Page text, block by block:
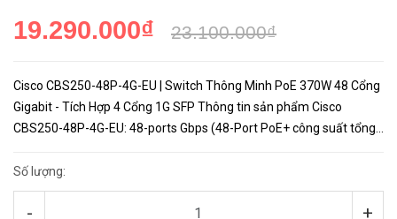
19.290.000₫ 23.100.000₫
Cisco CBS250-48P-4G-EU | Switch Thông Minh PoE 370W 48 Cổng
Gigabit - Tích Hợp 4 Cổng 1G SFP Thông tin sản phẩm Cisco
CBS250-48P-4G-EU: 48-ports Gbps (48-Port PoE+ công suất tổng
Số lượng:
- +